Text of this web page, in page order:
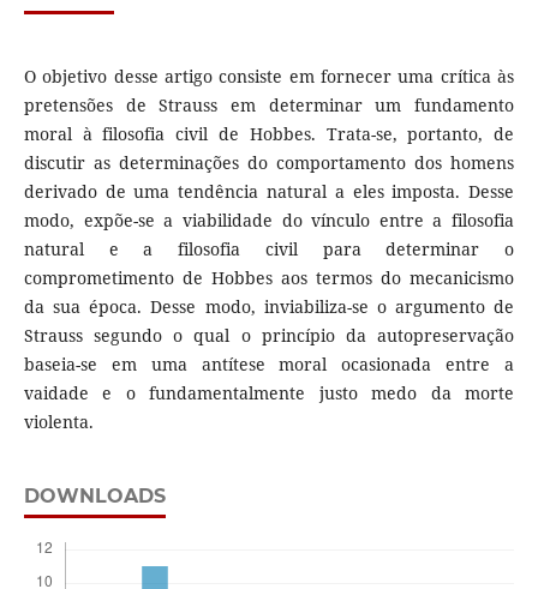
O objetivo desse artigo consiste em fornecer uma crítica às
pretensões de Strauss em determinar um fundamento
moral à filosofia civil de Hobbes. Trata-se, portanto, de
discutir as determinações do comportamento dos homens
derivado de uma tendência natural a eles imposta. Desse
modo, expõe-se a viabilidade do vínculo entre a filosofia
natural e a filosofia civil para determinar o
comprometimento de Hobbes aos termos do mecanicismo
da sua época. Desse modo, inviabiliza-se o argumento de
Strauss segundo o qual o princípio da autopreservação
baseia-se em uma antítese moral ocasionada entre a
vaidade e o fundamentalmente justo medo da morte
violenta.
DOWNLOADS